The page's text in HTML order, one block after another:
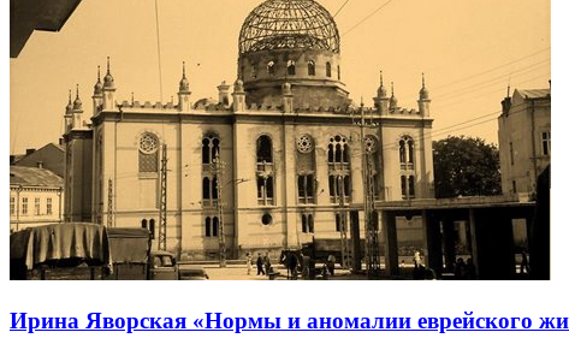
Ирина Яворская «Нормы и аномалии еврейского